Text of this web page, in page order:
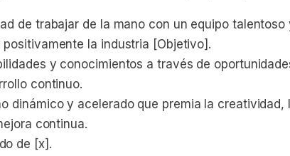
de trabajar de la mano con un equipo talentoso
la industria [Objetivo].
y conocimientos a través de
continuo.
dinámico y acelerado que premia la creatividad,
continua.
de [x].